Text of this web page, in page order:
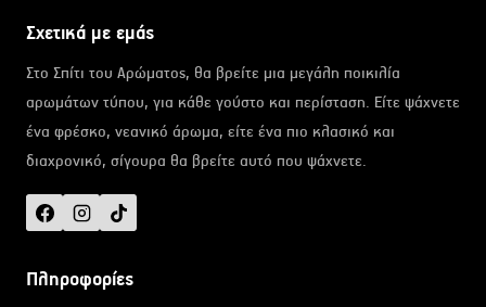
Σχετικά με εμάς
Στο Σπίτι του Αρώματος, θα βρείτε μια μεγάλη ποικιλία
αρωμάτων τύπου, για κάθε γούστο και περίσταση. Είτε ψάχνετε
ένα φρέσκο, νεανικό άρωμα, είτε ένα πιο κλασικό και
διαχρονικό, σίγουρα θα βρείτε αυτό που ψάχνετε.
Πληροφορίες